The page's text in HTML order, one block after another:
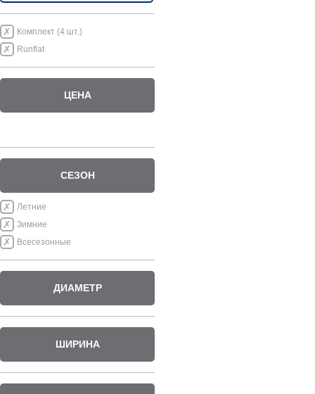
Комплект (4 шт.)
Runflat
ЦЕНА
СЕЗОН
Летние
Зимние
Всесезонные
ДИАМЕТР
ШИРИНА